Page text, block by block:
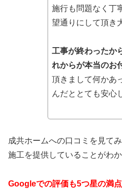
施行も問題なく丁
望通りにして頂き
工事が終わったか
れからが本当のお
頂きまして何かあ
んだととても安心
成共ホームへの口コミを見て
施工を提供していることがわか
Googleでの評価も5つ星の満